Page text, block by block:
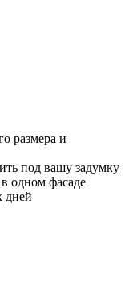
размера и
под вашу задумку
одном фасаде
дней